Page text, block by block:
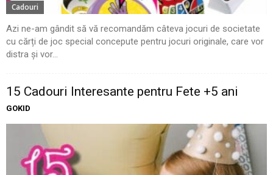
Cadouri
Azi ne-am gândit să vă recomandăm câteva jocuri de societate
cu cărți de joc special concepute pentru jocuri originale, care vor
distra și vor...
15 Cadouri Interesante pentru Fete +5 ani
GOKID